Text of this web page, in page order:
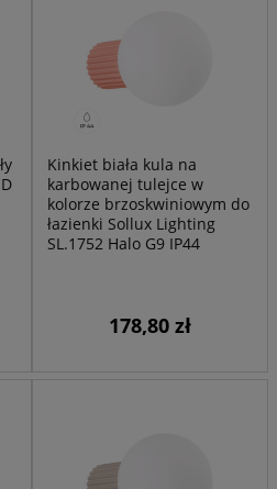
Kinkiet biała kula na
karbowanej tulejce w
kolorze brzoskwiniowym do
łazienki Sollux Lighting
SL.1752 Halo G9 IP44
178,80 zł